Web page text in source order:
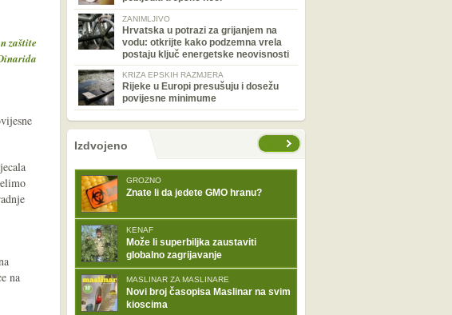
zaštite
na
ZANIMLJIVO
Hrvatska u potrazi za grijanjem na
vodu: otkrijte kako podzemna vrela
postaju ključ energetske neovisnosti
KRIZA EPSKIH RAZMJERA
Rijeke u Europi presušuju i dosežu
povijesne minimume
nema prethodne stranice
sljedećeIzdvojeno
GROZNO
Znate li da jedete GMO hranu?
KENAF
Može li superbiljka zaustaviti
globalno zagrijavanje
MASLINAR ZA MASLINARE
Novi broj časopisa Maslinar na svim
kioscima